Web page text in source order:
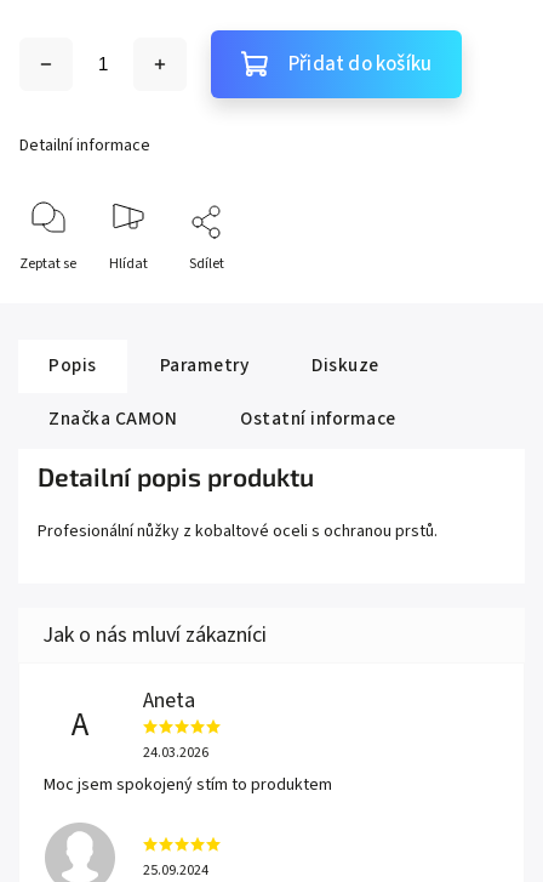
Přidat do košíku
Detailní informace
Zeptat se Hlídat Sdílet
Popis Parametry
Diskuze
Značka CAMON Ostatní informace
Detailní popis produktu
Profesionální nůžky z kobaltové oceli s ochranou prstů.
A
Aneta
24.03.2026
Moc jsem spokojený stím to produktem
25.09.2024